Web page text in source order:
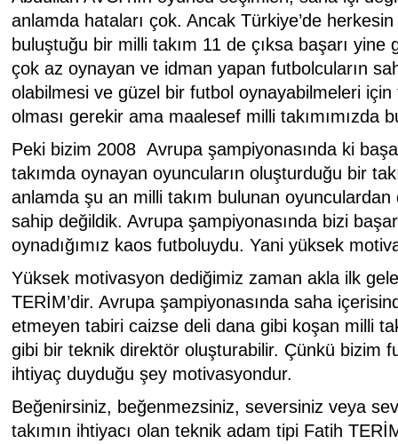
anlamda hataları çok. Ancak Türkiye’de
buluştuğu bir milli takım 11 de çıksa başarı
çok az oynayan ve idman yapan futbolcuların
olabilmesi ve güzel bir futbol oynayabilmeleri için
olması gerekir ama maalesef milli takımımızda
Peki bizim 2008 Avrupa şampiyonasında ki
takımda oynayan oyuncuların oluşturduğu bir
anlamda şu an milli takım bulunan
sahip değildik. Avrupa şampiyonasında bizi
oynadığımız kaos futboluydu. Yani yüksek
Yüksek motivasyon dediğimiz zaman akla ilk
TERİM’dir. Avrupa şampiyonasında saha
etmeyen tabiri caizse deli dana gibi koşan milli
gibi bir teknik direktör oluşturabilir. Çünkü bizim
ihtiyaç duyduğu şey motivasyondur.
Beğenirsiniz, beğenmezsiniz, seversiniz veya
takımın ihtiyacı olan teknik adam tipi Fatih